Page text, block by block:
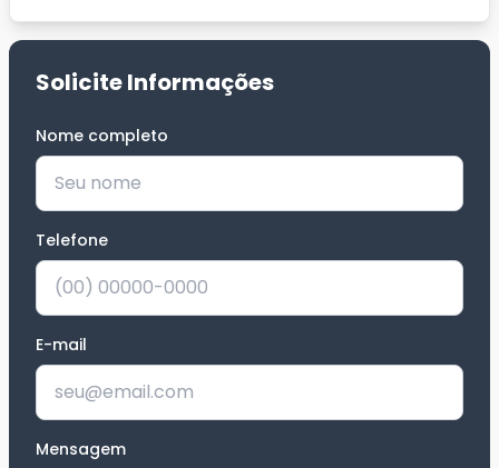
Solicite Informações
Nome completo
Telefone
E-mail
Mensagem